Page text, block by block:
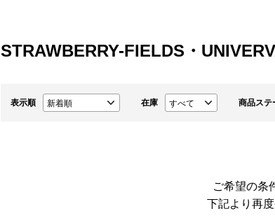
STRAWBERRY-FIELDS・
表示順 在庫 商品ステ
ご希望の条
下記より再